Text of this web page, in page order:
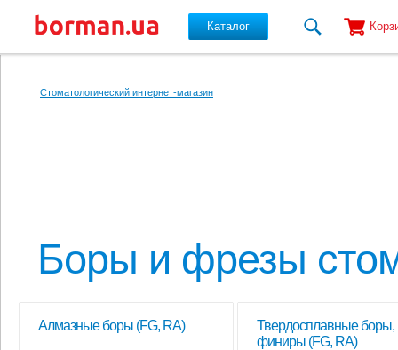
Каталог
Стоматологический интернет-магазин
Боры и фрезы
Алмазные боры (FG, RA)
Твердосплавные боры,
финиры (FG, RA)